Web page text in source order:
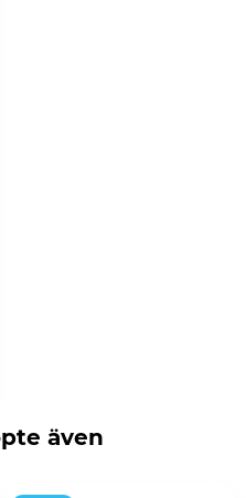
även